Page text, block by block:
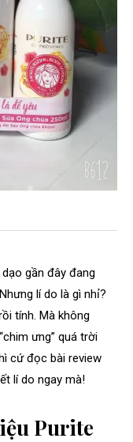
gần đây đang
lí do là gì nhỉ?
tính. Mà không
ưng” quá trời
cứ đọc bài review
lí do ngay mà!
Purite